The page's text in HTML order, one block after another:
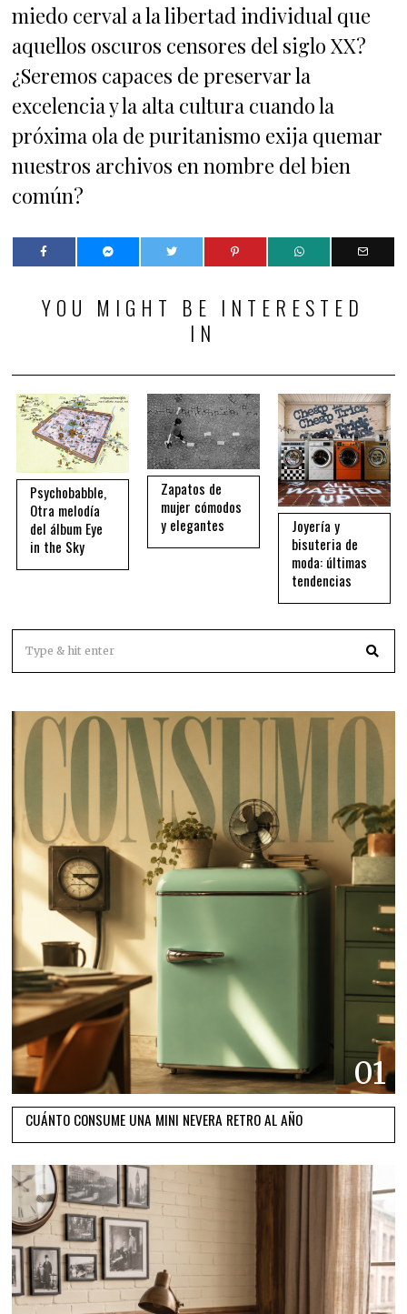
miedo cerval a la libertad individual que
aquellos oscuros censores del siglo XX?
¿Seremos capaces de preservar la
excelencia y la alta cultura cuando la
próxima ola de puritanismo exija quemar
nuestros archivos en nombre del bien
común?
YOU MIGHT BE INTERESTED
IN
Psychobabble,
Otra melodía
del álbum Eye
in the Sky
Zapatos de
mujer cómodos
y elegantes
Joyería y
bisuteria de
moda: últimas
tendencias
01
CUÁNTO CONSUME UNA MINI NEVERA RETRO AL AÑO